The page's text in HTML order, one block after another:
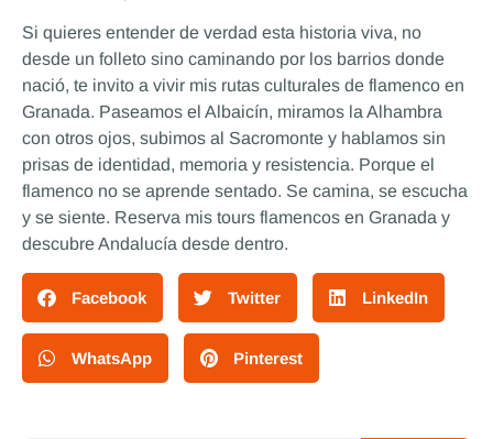
Si quieres entender de verdad esta historia viva, no
desde un folleto sino caminando por los barrios donde
nació, te invito a vivir mis rutas culturales de flamenco en
Granada. Paseamos el Albaicín, miramos la Alhambra
con otros ojos, subimos al Sacromonte y hablamos sin
prisas de identidad, memoria y resistencia. Porque el
flamenco no se aprende sentado. Se camina, se escucha
y se siente. Reserva mis tours flamencos en Granada y
descubre Andalucía desde dentro.
Facebook Twitter LinkedIn
WhatsApp Pinterest